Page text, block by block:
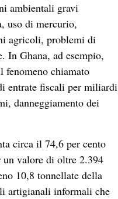
ambientali gravi
uso di mercurio,
agricoli, problemi di
In Ghana, ad esempio,
chiamato
entrate fiscali per miliardi
danneggiamento dei
circa il 74,6 per cento
valore di oltre 2.394
10,8 tonnellate della
artigianali informali che